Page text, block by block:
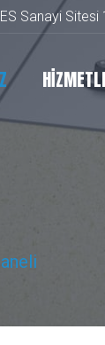
Sanayi